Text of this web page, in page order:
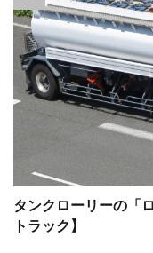
タンクローリーの「
トラック】